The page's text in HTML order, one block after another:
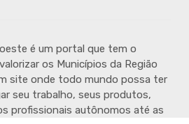
é um portal que tem o
os Municípios da Região
site onde todo mundo possa ter
seu trabalho, seus produtos,
profissionais autônomos até as